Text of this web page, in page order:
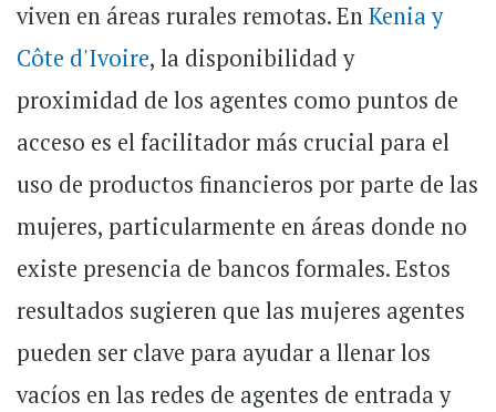
viven en áreas rurales remotas. EnKenia y
Côte d'Ivoire, la disponibilidad y
proximidad de los agentes como puntos de
acceso es el facilitador más crucial para el
uso de productos financieros por parte de las
mujeres, particularmente en áreas donde no
existe presencia de bancos formales. Estos
resultados sugieren que las mujeres agentes
pueden ser clave para ayudar a llenar los
vacíos en las redes de agentes de entrada y